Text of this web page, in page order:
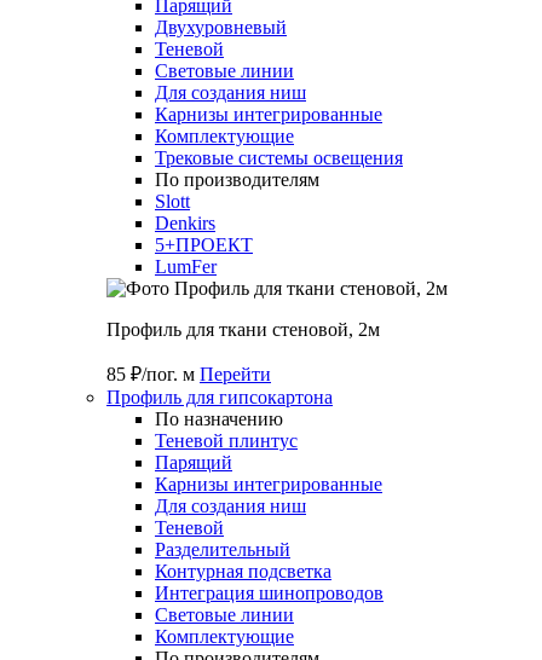
Парящий
Двухуровневый
Теневой
Световые линии
Для создания ниш
Карнизы интегрированные
Комплектующие
Трековые системы освещения
По производителям
Slott
Denkirs
5+ПРОЕКТ
LumFer
Профиль для ткани стеновой, 2м
85 ₽/пог. м Перейти
Профиль для гипсокартона
По назначению
Теневой плинтус
Парящий
Карнизы интегрированные
Для создания ниш
Теневой
Разделительный
Контурная подсветка
Интеграция шинопроводов
Световые линии
Комплектующие